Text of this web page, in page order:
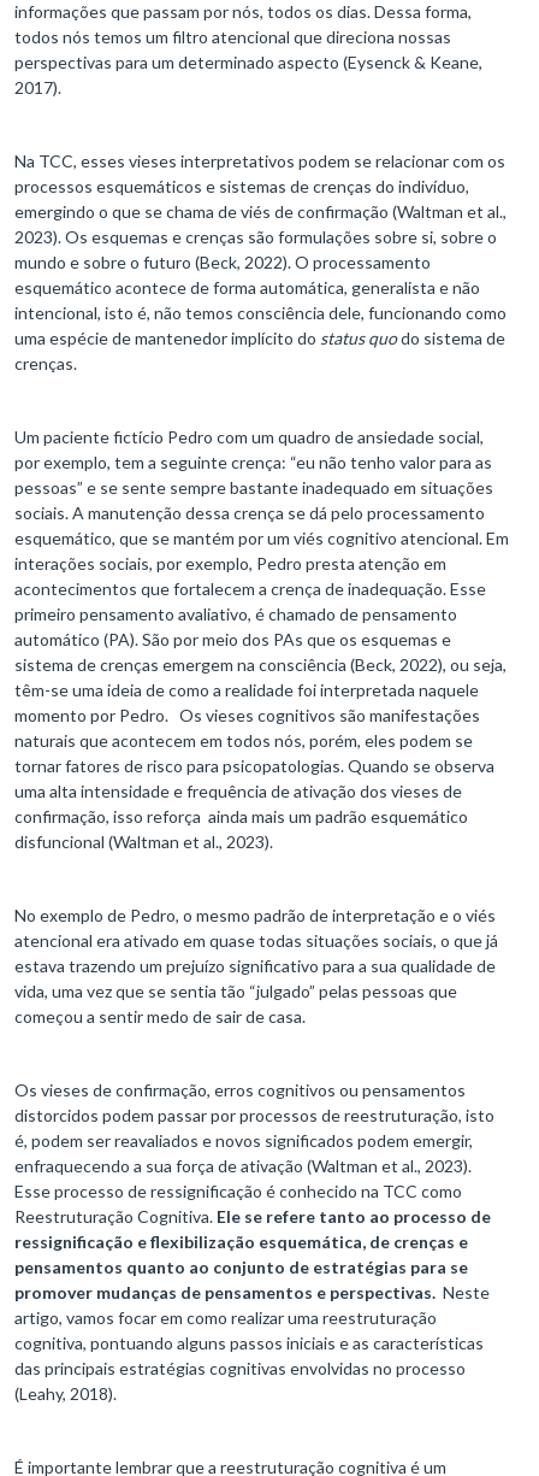
informações que passam por nós, todos os dias. Dessa forma,
todos nós temos um filtro atencional que direciona nossas
perspectivas para um determinado aspecto (Eysenck & Keane,
2017).
Na TCC, esses vieses interpretativos podem se relacionar com os
processos esquemáticos e sistemas de crenças do indivíduo,
emergindo o que se chama de viés de confirmação (Waltman et al.,
2023). Os esquemas e crenças são formulações sobre si, sobre o
mundo e sobre o futuro (Beck, 2022). O processamento
esquemático acontece de forma automática, generalista e não
intencional, isto é, não temos consciência dele, funcionando como
uma espécie de mantenedor implícito do status quodo sistema de
crenças.
Um paciente fictício Pedro com um quadro de ansiedade social,
por exemplo, tem a seguinte crença: “eu não tenho valor para as
pessoas” e se sente sempre bastante inadequado em situações
sociais. A manutenção dessa crença se dá pelo processamento
esquemático, que se mantém por um viés cognitivo atencional. Em
interações sociais, por exemplo, Pedro presta atenção em
acontecimentos que fortalecem a crença de inadequação. Esse
primeiro pensamento avaliativo, é chamado de pensamento
automático (PA). São por meio dos PAs que os esquemas e
sistema de crenças emergem na consciência (Beck, 2022), ou seja,
têm-se uma ideia de como a realidade foi interpretada naquele
momento por Pedro. Os vieses cognitivos são manifestações
naturais que acontecem em todos nós, porém, eles podem se
tornar fatores de risco para psicopatologias. Quando se observa
uma alta intensidade e frequência de ativação dos vieses de
confirmação, isso reforça ainda mais um padrão esquemático
disfuncional (Waltman et al., 2023).
No exemplo de Pedro, o mesmo padrão de interpretação e o viés
atencional era ativado em quase todas situações sociais, o que já
estava trazendo um prejuízo significativo para a sua qualidade de
vida, uma vez que se sentia tão “julgado” pelas pessoas que
começou a sentir medo de sair de casa.
Os vieses de confirmação, erros cognitivos ou pensamentos
distorcidos podem passar por processos de reestruturação, isto
é, podem ser reavaliados e novos significados podem emergir,
enfraquecendo a sua força de ativação (Waltman et al., 2023).
Esse processo de ressignificação é conhecido na TCC como
Reestruturação Cognitiva. Ele se refere tanto ao processo de
ressignificação e flexibilização esquemática, de crenças e
pensamentos quanto ao conjunto de estratégias para se
promover mudanças de pensamentos e perspectivas. Neste
artigo, vamos focar em como realizar uma reestruturação
cognitiva, pontuando alguns passos iniciais e as características
das principais estratégias cognitivas envolvidas no processo
(Leahy, 2018).
É importante lembrar que a reestruturação cognitiva é um